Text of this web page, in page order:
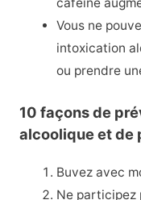
Vous ne
intoxication
ou prendre
10 façons de
alcoolique et de
Buvez avec
Ne participez